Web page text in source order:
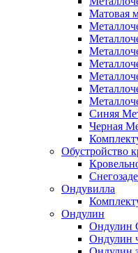
Матовая
Синяя
Черная
Обустройство
Ондувилла
Ондулин
Ондулин
Ондулин